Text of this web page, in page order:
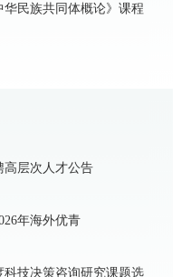
民族共同体概论》课程
高层次人才公告
年海外优青
科技决策咨询研究课题选